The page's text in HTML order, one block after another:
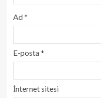
Ad*
E-posta*
İnternet sitesi